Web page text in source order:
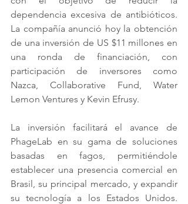
dependencia excesiva de antibióticos.
La compañía anunció hoy la obtención
de una inversión de US $11 millones en
una ronda de financiación, con
participación de inversores como
Nazca, Collaborative Fund, Water
Lemon Ventures y Kevin Efrusy.
La inversión facilitará el avance de
PhageLab en su gama de soluciones
basadas en fagos, permitiéndole
establecer una presencia comercial en
Brasil, su principal mercado, y expandir
su tecnología a los Estados Unidos.